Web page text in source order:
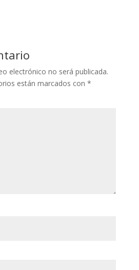
electrónico no será publicada.
están marcados con *